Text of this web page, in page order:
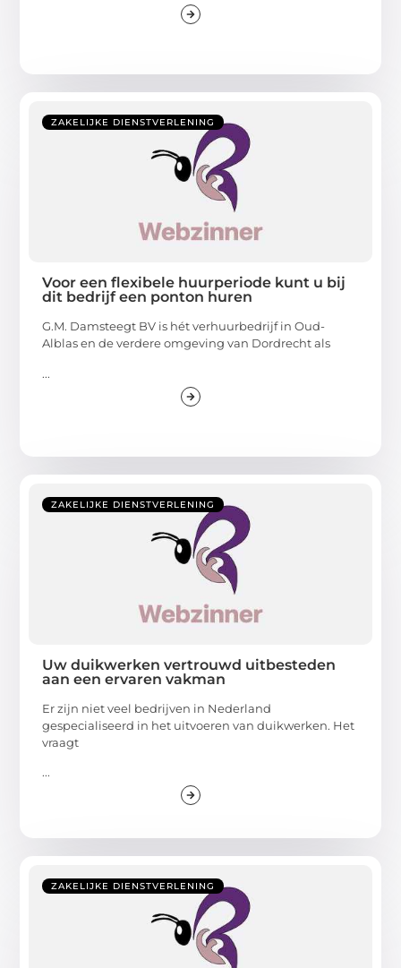
ZAKELIJKE DIENSTVERLENING
Voor een flexibele huurperiode kunt u bij
dit bedrijf een ponton huren
G.M. Damsteegt BV is hét verhuurbedrijf in Oud-
Alblas en de verdere omgeving van Dordrecht als
...
ZAKELIJKE DIENSTVERLENING
Uw duikwerken vertrouwd uitbesteden
aan een ervaren vakman
Er zijn niet veel bedrijven in Nederland
gespecialiseerd in het uitvoeren van duikwerken. Het
vraagt
...
ZAKELIJKE DIENSTVERLENING